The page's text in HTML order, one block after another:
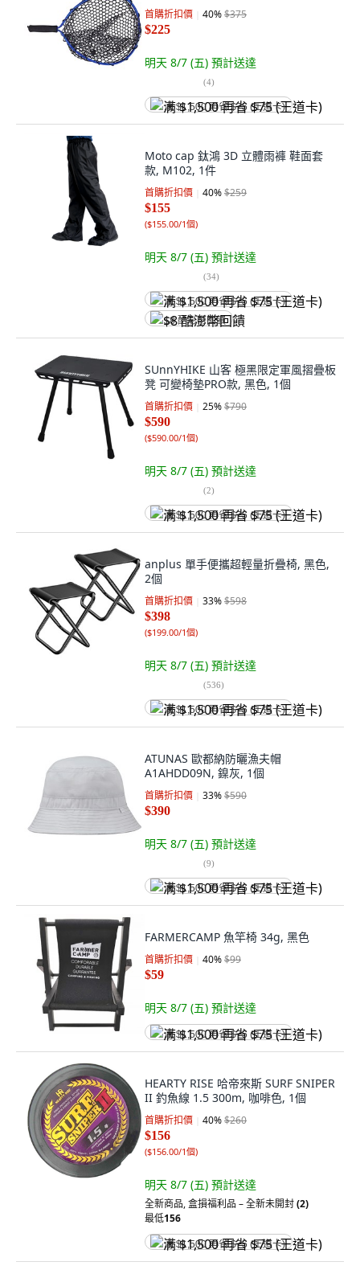
首購折扣價 40%$375
$225
明天 8/7 (五) 預計送達
(4)
满 $1,500 再省 $75 (王道卡)
Moto cap 鈦鴻 3D 立體雨褲 鞋面套
款, M102, 1件
首購折扣價 40%$259
$155
($155.00/1個)
明天 8/7 (五) 預計送達
(34)
满 $1,500 再省 $75 (王道卡)
$8 酷澎幣回饋
SUnnYHIKE 山客 極黑限定軍風摺疊板
凳 可變椅墊PRO款, 黑色, 1個
首購折扣價 25%$790
$590
($590.00/1個)
明天 8/7 (五) 預計送達
(2)
满 $1,500 再省 $75 (王道卡)
anplus 單手便攜超輕量折疊椅, 黑色,
2個
首購折扣價 33%$598
$398
($199.00/1個)
明天 8/7 (五) 預計送達
(536)
满 $1,500 再省 $75 (王道卡)
ATUNAS 歐都納防曬漁夫帽
A1AHDD09N, 鎳灰, 1個
首購折扣價 33%$590
$390
明天 8/7 (五) 預計送達
(9)
满 $1,500 再省 $75 (王道卡)
FARMERCAMP 魚竿椅 34g, 黑色
首購折扣價 40%$99
$59
明天 8/7 (五) 預計送達
满 $1,500 再省 $75 (王道卡)
HEARTY RISE 哈帝來斯 SURF SNIPER
II 釣魚線 1.5 300m, 咖啡色, 1個
首購折扣價 40%$260
$156
($156.00/1個)
明天 8/7 (五) 預計送達
全新商品,盒損福利品 – 全新未開封(2)
最低156
满 $1,500 再省 $75 (王道卡)